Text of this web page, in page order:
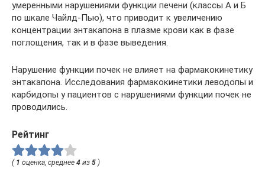
умеренными нарушениями функции печени (классы А и Б
по шкале Чайлд-Пью), что приводит к увеличению
концентрации энтакапона в плазме крови как в фазе
поглощения, так и в фазе выведения.
Нарушение функции почек не влияет на фармакокинетику
энтакапона. Исследования фармакокинетики леводопы и
карбидопы у пациентов с нарушениями функции почек не
проводились.
Рейтинг
( 1 оценка, среднее 4 из 5 )